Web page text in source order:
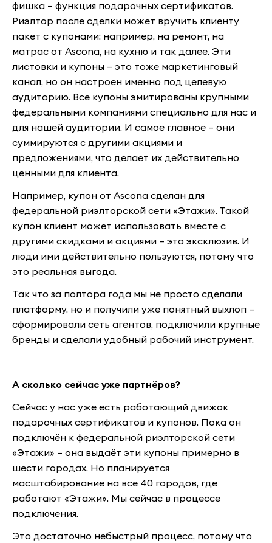
фишка – функция подарочных сертификатов.
Риэлтор после сделки может вручить клиенту
пакет с купонами: например, на ремонт, на
матрас от Ascona, на кухню и так далее. Эти
листовки и купоны – это тоже маркетинговый
канал, но он настроен именно под целевую
аудиторию. Все купоны эмитированы крупными
федеральными компаниями специально для нас и
для нашей аудитории. И самое главное – они
суммируются с другими акциями и
предложениями, что делает их действительно
ценными для клиента.
Например, купон от Ascona сделан для
федеральной риэлторской сети «Этажи». Такой
купон клиент может использовать вместе с
другими скидками и акциями – это эксклюзив. И
люди ими действительно пользуются, потому что
это реальная выгода.
Так что за полтора года мы не просто сделали
платформу, но и получили уже понятный выхлоп –
сформировали сеть агентов, подключили крупные
бренды и сделали удобный рабочий инструмент.
А сколько сейчас уже партнёров?
Сейчас у нас уже есть работающий движок
подарочных сертификатов и купонов. Пока он
подключён к федеральной риэлторской сети
«Этажи» – она выдаёт эти купоны примерно в
шести городах. Но планируется
масштабирование на все 40 городов, где
работают «Этажи». Мы сейчас в процессе
подключения.
Это достаточно небыстрый процесс, потому что